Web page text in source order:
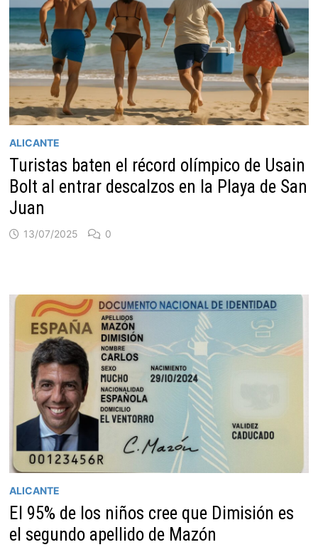
ALICANTE
Turistas baten el récord olímpico de Usain
Bolt al entrar descalzos en la Playa de San
Juan
13/07/2025 0
ALICANTE
El 95% de los niños cree que Dimisión es
el segundo apellido de Mazón